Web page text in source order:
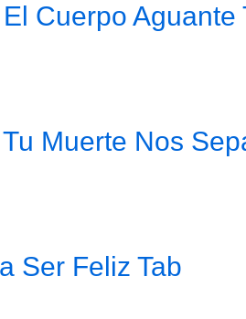
Cuerpo Aguante
Muerte Nos
Ser Feliz Tab